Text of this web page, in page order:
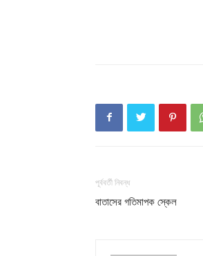
পূর্ববর্তী নিবন্ধ
বাতাসের গতিমাপক স্কেল